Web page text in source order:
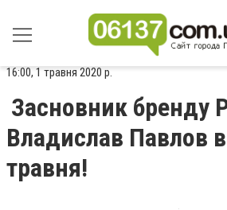
16:00, 1 травня 2020 р.
Засновник бренду
Владислав Павлов
травня!